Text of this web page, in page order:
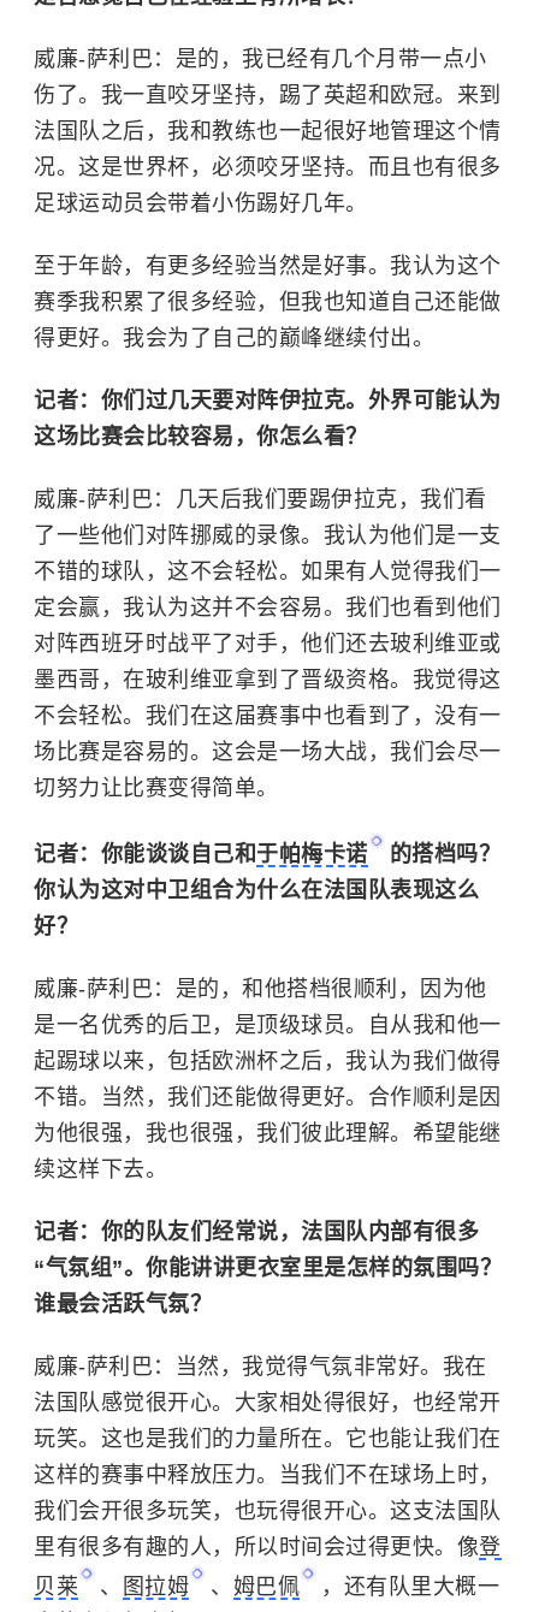
威廉-萨利巴： 是的，我已经有几个月带一点小
伤了。我一直咬牙坚持，踢了英超和欧冠。来到
法国队之后，我和教练也一起很好地管理这个情
况。这是世界杯，必须咬牙坚持。而且也有很多
足球运动员会带着小伤踢好几年。
至于年龄，有更多经验当然是好事。我认为这个
赛季我积累了很多经验，但我也知道自己还能做
得更好。我会为了自己的巅峰继续付出。
记者：你们过几天要对阵伊拉克。外界可能认为
这场比赛会比较容易，你怎么看？
威廉-萨利巴：
几天后我们要踢伊拉克，我们看
了一些他们对阵挪威的录像。我认为他们是一支
不错的球队，这不会轻松。如果有人觉得我们一
定会赢，我认为这并不会容易。我们也看到他们
对阵西班牙时战平了对手，他们还去玻利维亚或
墨西哥，在玻利维亚拿到了晋级资格。我觉得这
不会轻松。我们在这届赛事中也看到了，没有一
场比赛是容易的。这会是一场大战，我们会尽一
切努力让比赛变得简单。
记者：你能谈谈自己和 于帕梅卡诺
的搭档吗？
你认为这对中卫组合为什么在法国队表现这么
好？
威廉-萨利巴： 是的，和他搭档很顺利，因为他
是一名优秀的后卫，是顶级球员。自从我和他一
起踢球以来，包括欧洲杯之后，我认为我们做得
不错。当然，我们还能做得更好。合作顺利是因
为他很强，我也很强，我们彼此理解。希望能继
续这样下去。
记者：你的队友们经常说，法国队内部有很多
“气氛组”。你能讲讲更衣室里是怎样的氛围吗？
谁最会活跃气氛？
威廉-萨利巴：
当然，我觉得气氛非常好。我在
法国队感觉很开心。大家相处得很好，也经常开
玩笑。这也是我们的力量所在。它也能让我们在
这样的赛事中释放压力。当我们不在球场上时，
我们会开很多玩笑，也玩得很开心。这支法国队
里有很多有趣的人，所以时间会过得更快。像登
贝莱
、 图拉姆 、 姆巴佩
，还有队里大概一